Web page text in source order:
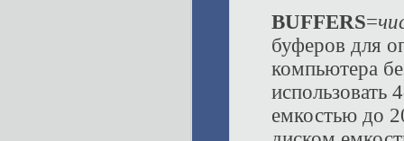
BUFFERS=
буферов для
компьютера
использовать
емкостью до